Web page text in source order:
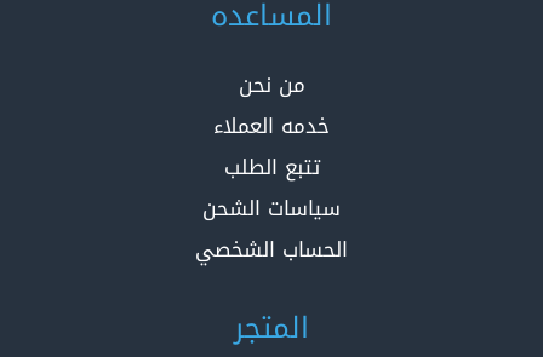
المساعده
من نحن
خدمه العملاء
تتبع الطلب
سياسات الشحن
الحساب الشخصي
المتجر